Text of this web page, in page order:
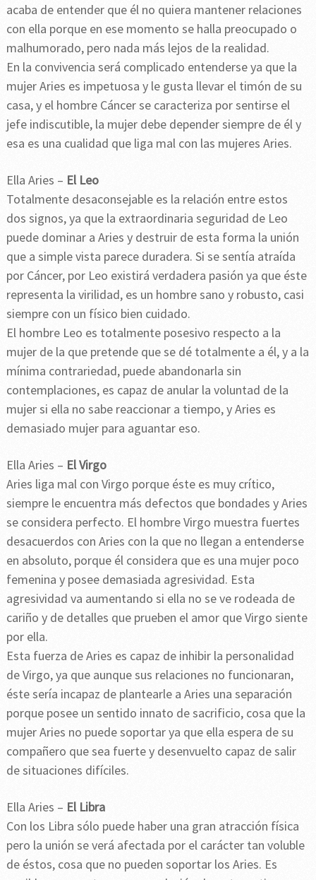
acaba de entender que él no quiera mantener relaciones
con ella porque en ese momento se halla preocupado o
malhumorado, pero nada más lejos de la realidad.
En la convivencia será complicado entenderse ya que la
mujer Aries es impetuosa y le gusta llevar el timón de su
casa, y el hombre Cáncer se caracteriza por sentirse el
jefe indiscutible, la mujer debe depender siempre de él y
esa es una cualidad que liga mal con las mujeres Aries.
Ella Aries – El Leo
Totalmente desaconsejable es la relación entre estos
dos signos, ya que la extraordinaria seguridad de Leo
puede dominar a Aries y destruir de esta forma la unión
que a simple vista parece duradera. Si se sentía atraída
por Cáncer, por Leo existirá verdadera pasión ya que éste
representa la virilidad, es un hombre sano y robusto, casi
siempre con un físico bien cuidado.
El hombre Leo es totalmente posesivo respecto a la
mujer de la que pretende que se dé totalmente a él, y a la
mínima contrariedad, puede abandonarla sin
contemplaciones, es capaz de anular la voluntad de la
mujer si ella no sabe reaccionar a tiempo, y Aries es
demasiado mujer para aguantar eso.
Ella Aries – El Virgo
Aries liga mal con Virgo porque éste es muy crítico,
siempre le encuentra más defectos que bondades y Aries
se considera perfecto. El hombre Virgo muestra fuertes
desacuerdos con Aries con la que no llegan a entenderse
en absoluto, porque él considera que es una mujer poco
femenina y posee demasiada agresividad. Esta
agresividad va aumentando si ella no se ve rodeada de
cariño y de detalles que prueben el amor que Virgo siente
por ella.
Esta fuerza de Aries es capaz de inhibir la personalidad
de Virgo, ya que aunque sus relaciones no funcionaran,
éste sería incapaz de plantearle a Aries una separación
porque posee un sentido innato de sacrificio, cosa que la
mujer Aries no puede soportar ya que ella espera de su
compañero que sea fuerte y desenvuelto capaz de salir
de situaciones difíciles.
Ella Aries – El Libra
Con los Libra sólo puede haber una gran atracción física
pero la unión se verá afectada por el carácter tan voluble
de éstos, cosa que no pueden soportar los Aries. Es